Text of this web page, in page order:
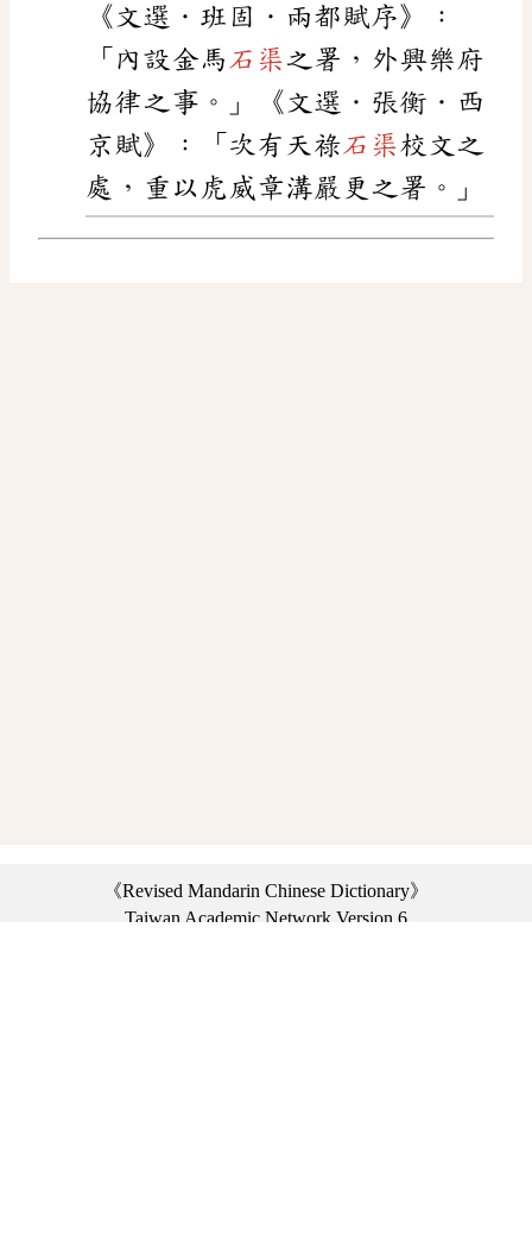
《文選．班固．兩都賦序》：
「內設金馬 石渠之署，外興樂府
協律之事。」《文選．張衡．西
京賦》：「次有天祿石渠校文之
處，重以虎威章溝嚴更之署。」
《Revised Mandarin Chinese Dictionary》
Taiwan Academic Network Version 6